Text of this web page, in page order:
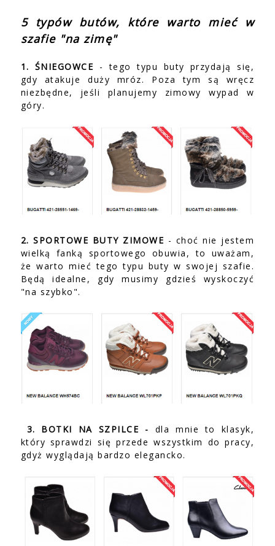
5 typów butów, które warto mieć w
szafie "na zimę"
1. ŚNIEGOWCE - tego typu buty przydają się,
gdy atakuje duży mróz. Poza tym są wręcz
niezbędne, jeśli planujemy zimowy wypad w
góry.
2. SPORTOWE BUTY ZIMOWE - choć nie jestem
wielką fanką sportowego obuwia, to uważam,
że warto mieć tego typu buty w swojej szafie.
Będą idealne, gdy musimy gdzieś wyskoczyć
"na szybko".
3. BOTKI NA SZPILCE - dla mnie to klasyk,
który sprawdzi się przede wszystkim do pracy,
gdyż wyglądają bardzo elegancko.